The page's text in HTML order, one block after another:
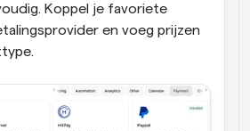
Koppel je favoriete
en voeg prijzen